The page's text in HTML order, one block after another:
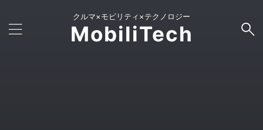
クルマ×モビリティ×テクノロジー
MobiliTech